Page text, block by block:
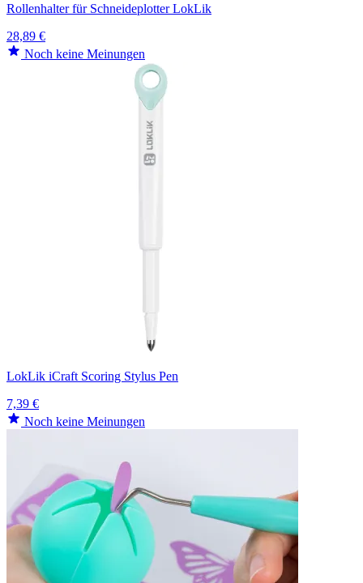
Rollenhalter für Schneideplotter LokLik
28,89 €
Noch keine Meinungen
LokLik iCraft Scoring Stylus Pen
7,39 €
Noch keine Meinungen